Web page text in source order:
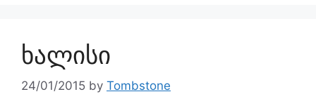
ხალისი
24/01/2015 by Tombstone